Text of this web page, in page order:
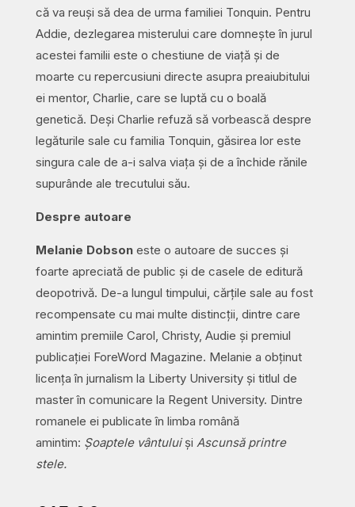
că va reuși să dea de urma familiei Tonquin. Pentru
Addie, dezlegarea misterului care domnește în jurul
acestei familii este o chestiune de viață și de
moarte cu repercusiuni directe asupra preaiubitului
ei mentor, Charlie, care se luptă cu o boală
genetică. Deși Charlie refuză să vorbească despre
legăturile sale cu familia Tonquin, găsirea lor este
singura cale de a-i salva viața și de a închide rănile
supurânde ale trecutului său.
Despre autoare
Melanie Dobsoneste o autoare de succes și
foarte apreciată de public și de casele de editură
deopotrivă. De-a lungul timpului, cărțile sale au fost
recompensate cu mai multe distincții, dintre care
amintim premiile Carol, Christy, Audie și premiul
publicației ForeWord Magazine. Melanie a obținut
licența în jurnalism la Liberty University și titlul de
master în comunicare la Regent University. Dintre
romanele ei publicate în limba română
amintim: Șoaptele vântuluiși Ascunsă printre
stele.